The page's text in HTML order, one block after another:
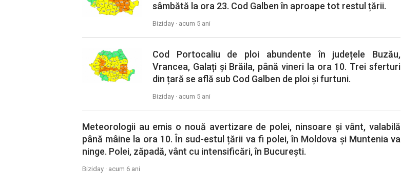
sâmbătă la ora 23. Cod Galben în aproape tot restul țării.
Biziday · acum 5 ani
Cod Portocaliu de ploi abundente în județele Buzău,
Vrancea, Galați și Brăila, până vineri la ora 10. Trei sferturi
din țară se află sub Cod Galben de ploi și furtuni.
Biziday · acum 5 ani
Meteorologii au emis o nouă avertizare de polei, ninsoare și vânt, valabilă
până mâine la ora 10. În sud-estul țării va fi polei, în Moldova și Muntenia va
ninge. Polei, zăpadă, vânt cu intensificări, în București.
Biziday · acum 6 ani